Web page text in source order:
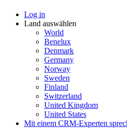
Log in
Land auswählen
World
Benelux
Denmark
Germany
Norway
Sweden
Finland
Switzerland
United Kingdom
United States
Mit einem CRM-Experten